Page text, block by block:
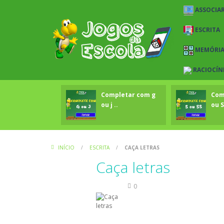
ESCRITA
MEMÓRIA
Completar com g
ou j ..
ou
INÍCIO / ESCRITA / CAÇA LETRAS
Caça letras
0